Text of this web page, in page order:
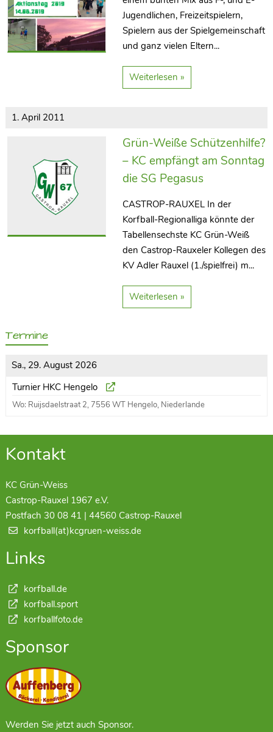
Jugendlichen, Freizeitspielern,
Spielern aus der Spielgemeinschaft
und ganz vielen Eltern...
Weiterlesen »
1. April 2011
Grün-Weiße Schützenhilfe?
– KC empfängt am Sonntag
die SG Pegasus
CASTROP-RAUXEL In der
Korfball-Regionalliga könnte der
Tabellensechste KC Grün-Weiß
den Castrop-Rauxeler Kollegen des
KV Adler Rauxel (1./spielfrei) m...
Weiterlesen »
Termine
Sa., 29. August 2026
Turnier HKC Hengelo
Wo: Ruijsdaelstraat 2, 7556 WT Hengelo, Niederlande
Kontakt
KC Grün-Weiss
Castrop-Rauxel 1967 e.V.
Postfach 30 08 41 | 44560 Castrop-Rauxel
korfball(at)kcgruen-weiss.de
Links
korfball.de
korfball.sport
korfballfoto.de
Sponsor
Werden Sie jetzt auch Sponsor.